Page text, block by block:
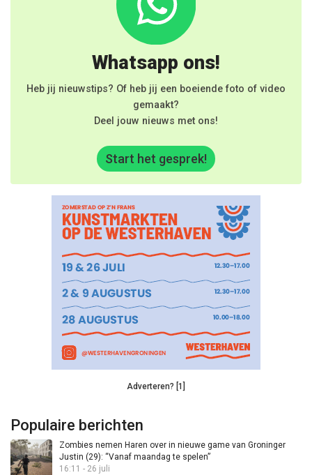
Whatsapp ons!
Heb jij nieuwstips? Of heb jij een boeiende foto of video
gemaakt?
Deel jouw nieuws met ons!
Start het gesprek!
Adverteren? [1]
Populaire berichten
Zombies nemen Haren over in nieuwe game van Groninger
Justin (29): “Vanaf maandag te spelen”
16:11 - 26 juli